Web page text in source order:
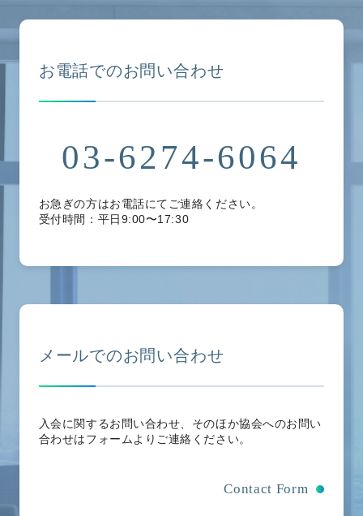
お電話でのお問い合わせ
03-6274-6064
お急ぎの方はお電話にてご連絡ください。
受付時間：平日9:00〜17:30
メールでのお問い合わせ
入会に関するお問い合わせ、そのほか協会へのお問い
合わせはフォームよりご連絡ください。
Contact Form